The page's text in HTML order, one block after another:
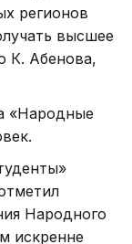
регионов
высшее
К. Абенова,
«Народные
Народного
искренне